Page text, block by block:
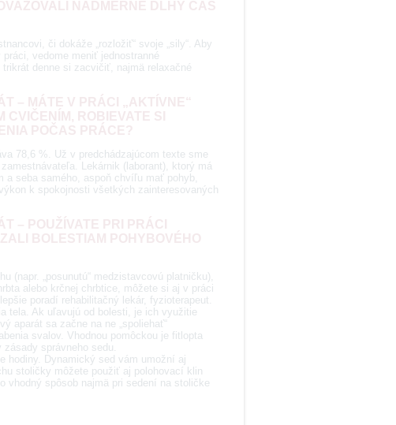
či dokáže „rozložiť“ svoje „sily“. Aby
vedome meniť jednostranné
denne si zacvičiť, najmä relaxačné
78,6 %. Už v predchádzajúcom texte sme
Lekárnik (laborant), ktorý má
seba samého, aspoň chvíľu mať pohyb,
k spokojnosti všetkých zainteresovaných
(napr. „posunutú“ medzistavcovú platničku),
alebo krčnej chrbtice, môžete si aj v práci
poradí rehabilitačný lekár, fyzioterapeut.
tela. Ak uľavujú od bolesti, je ich využitie
aparát sa začne na ne „spoliehať“
svalov. Vhodnou pomôckou je fitlopta
správneho sedu.
hodiny. Dynamický sed vám umožní aj
stoličky môžete použiť aj polohovací klin
vhodný spôsob najmä pri sedení na stoličke